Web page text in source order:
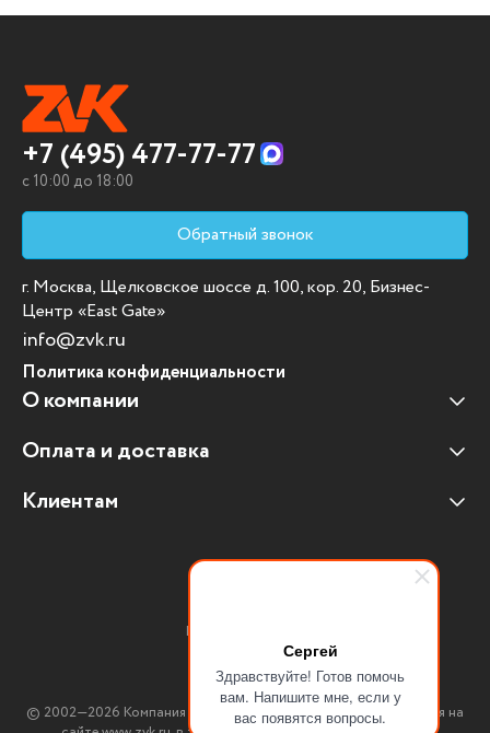
Сергей
Здравствуйте! Готов помочь
вам. Напишите мне, если у
вас появятся вопросы.
+7 (495) 477-77-77
c 10:00 до 18:00
Обратный звонок
г. Москва, Щелковское шоссе д. 100, кор. 20, Бизнес-
Центр «East Gate»
info@zvk.ru
Политика конфиденциальности
О компании
Наши клиенты
Отзывы клиентов
Оплата и доставка
Оплата и доставка
Клиентам
Мультимедийное оборудование
© 2002—2026 Компания ЗВК. *Вся информация, опубликованная на
Присоединяйтесь: